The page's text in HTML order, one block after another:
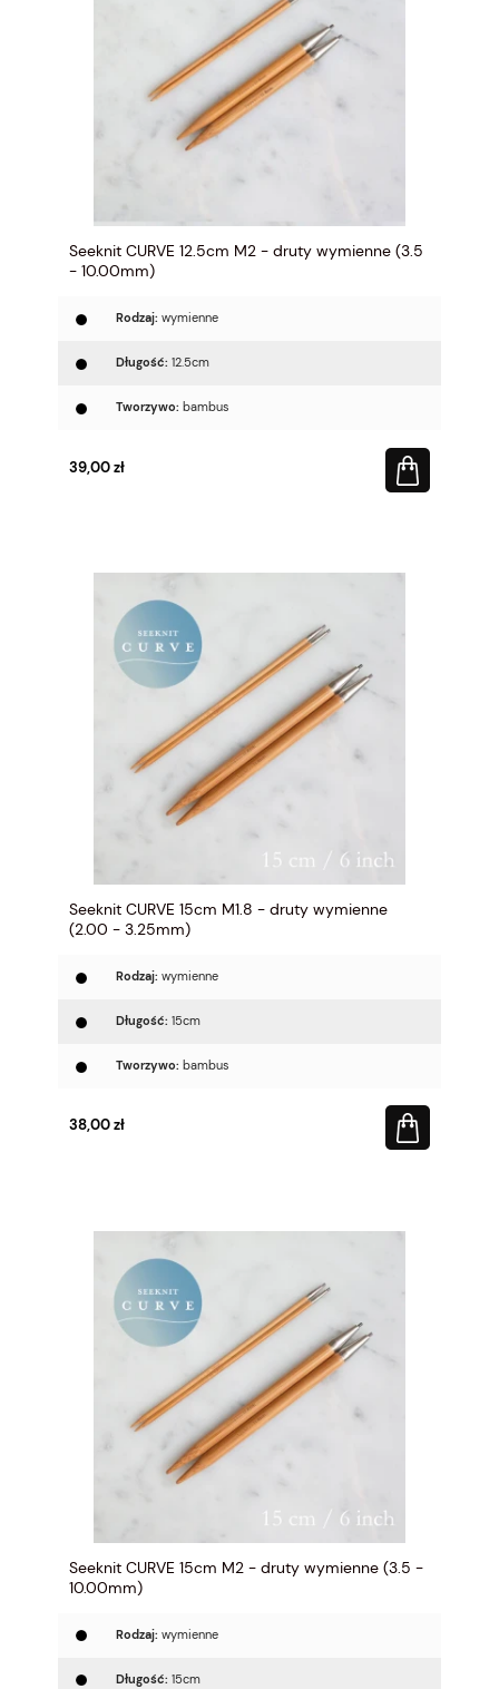
Seeknit CURVE 12.5cm M2 - druty wymienne (3.5
- 10.00mm)
Rodzaj: wymienne
Długość: 12.5cm
Tworzywo: bambus
39,00 zł
Seeknit CURVE 15cm M1.8 - druty wymienne
(2.00 - 3.25mm)
Rodzaj: wymienne
Długość: 15cm
Tworzywo: bambus
38,00 zł
Seeknit CURVE 15cm M2 - druty wymienne (3.5 -
10.00mm)
Rodzaj: wymienne
Długość: 15cm